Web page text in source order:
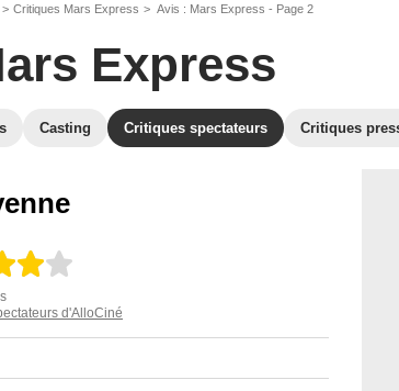
Critiques Mars Express Avis : Mars Express - Page 2
Express
Casting Critiques spectateurs Critiques
d'AlloCiné